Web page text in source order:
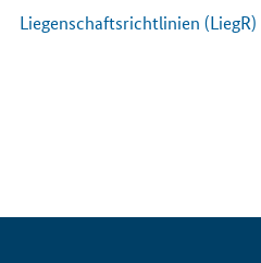
Liegenschaftsrichtlinien (LiegR)